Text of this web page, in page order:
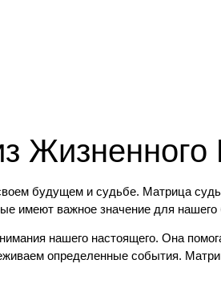
Жизненного
будущем и судьбе. Матрица
имеют важное значение для нашего
нашего настоящего. Она
определенные события.